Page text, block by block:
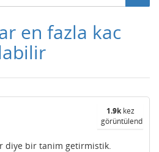
en fazla kac
1.9kkez
görüntülendi
diye bir tanim getirmistik.